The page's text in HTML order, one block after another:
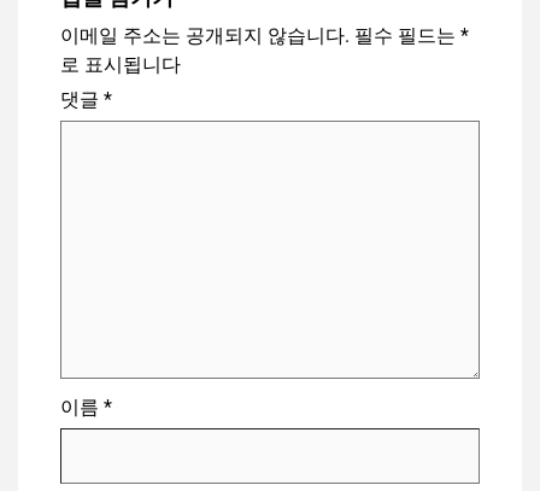
이메일 주소는 공개되지 않습니다. 필수 필드는 *
로 표시됩니다
댓글 *
이름 *